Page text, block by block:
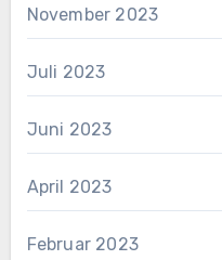
November 2023
Juli 2023
Juni 2023
April 2023
Februar 2023